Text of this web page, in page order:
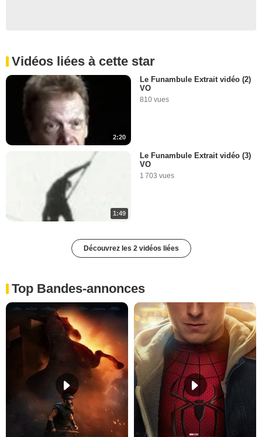
Vidéos liées à cette star
2:20
Le Funambule Extrait vidéo (2)
VO
810 vues
1:49
Le Funambule Extrait vidéo (3)
VO
1 703 vues
Découvrez les 2 vidéos liées
Top Bandes-annonces